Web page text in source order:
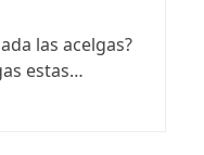
las acelgas?
estas…